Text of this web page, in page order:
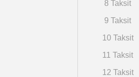
8 Taksit
9 Taksit
10 Taksit
11 Taksit
12 Taksit